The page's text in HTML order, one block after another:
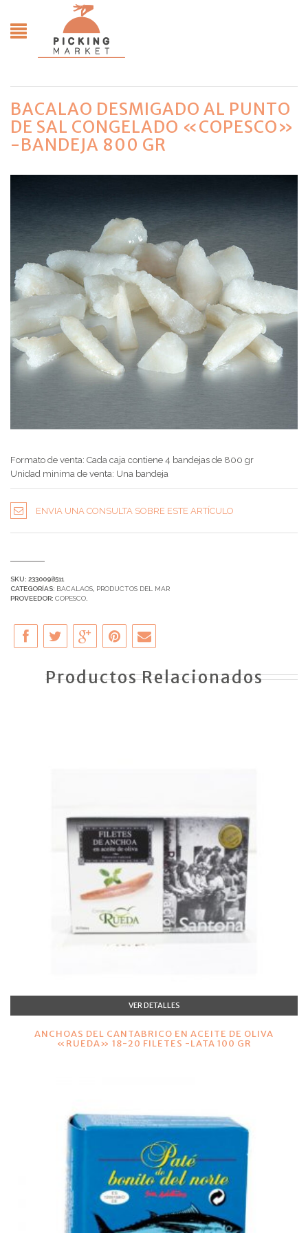
BACALAO DESMIGADO AL PUNTO
DE SAL CONGELADO «COPESCO»
-BANDEJA 800 GR
Formato de venta: Cada caja contiene 4 bandejas de 800 gr
Unidad minima de venta: Una bandeja
ENVIA UNA CONSULTA SOBRE ESTE ARTÍCULO
SKU: 2330098511
CATEGORÍAS: BACALAOS PRODUCTOS DEL MAR
PROVEEDOR: COPESCO
Productos Relacionados
VER DETALLES
ANCHOAS DEL CANTABRICO EN ACEITE DE OLIVA
«RUEDA» 18-20 FILETES -LATA 100 GR